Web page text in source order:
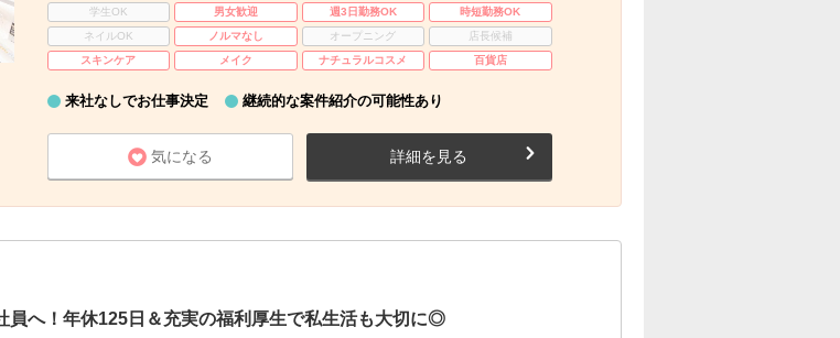
学生OK
男女歓迎 週3日勤務OK
時短勤務OK
ネイルOK
ノルマなし オープニング
店長候補
スキンケア
メイク ナチュラルコスメ 百貨店
来社なしでお仕事決定 継続的な案件紹介の可能性あり
気になる 詳細を見る
員へ！年休125日＆充実の福利厚生で私生活も大切に◎